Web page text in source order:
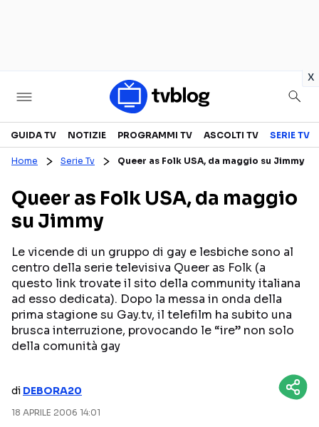
x
Televisione
CANALI TV
PROGRAMMI TV
PERSONAGGI TV
SERIE TV
FICTION
Streaming
NETFLIX
DISNEY+
RAIPLAY
GUIDA TV NOTIZIE PROGRAMMI TV ASCOLTI TV SERIE TV
Home Serie Tv Queer as Folk USA, da maggio su Jimmy
Queer as Folk USA, da maggio
su Jimmy
Le vicende di un gruppo di gay e lesbiche sono al
centro della serie televisiva Queer as Folk (a
questo link trovate il sito della community italiana
ad esso dedicata). Dopo la messa in onda della
prima stagione su Gay.tv, il telefilm ha subito una
brusca interruzione, provocando le “ire” non solo
della comunità gay
di DEBORA20
18 APRILE 2006 14:01